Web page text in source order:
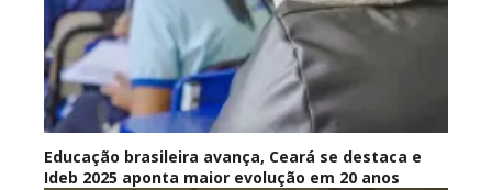
Educação brasileira avança, Ceará se destaca e
Ideb 2025 aponta maior evolução em 20 anos